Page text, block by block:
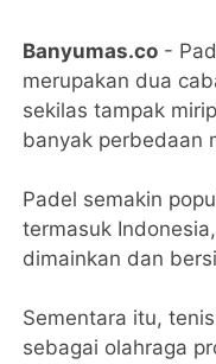
Banyumas.co -
merupakan dua
sekilas tampak
banyak perbedaan
Padel semakin
termasuk
dimainkan dan
Sementara itu,
sebagai olahraga